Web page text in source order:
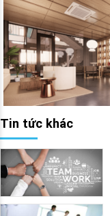
Tin tức khác